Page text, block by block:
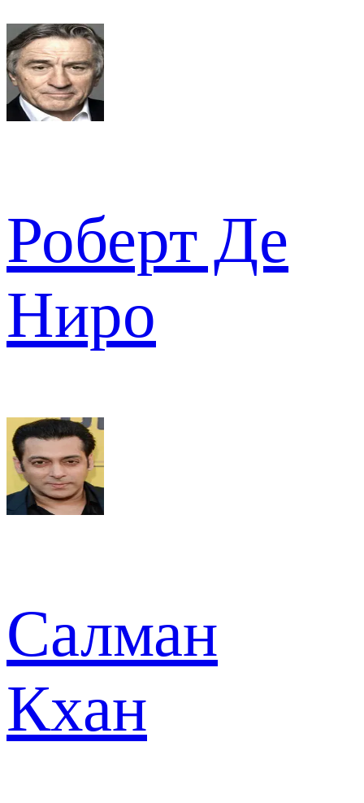
Роберт Де
Ниро
Салман
Кхан